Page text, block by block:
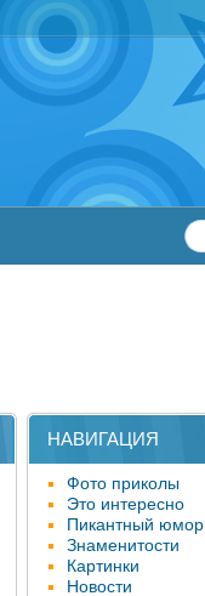
НАВИГАЦИЯ
Фото приколы
Это интересно
Пикантный юмор
Знаменитости
Картинки
Новости